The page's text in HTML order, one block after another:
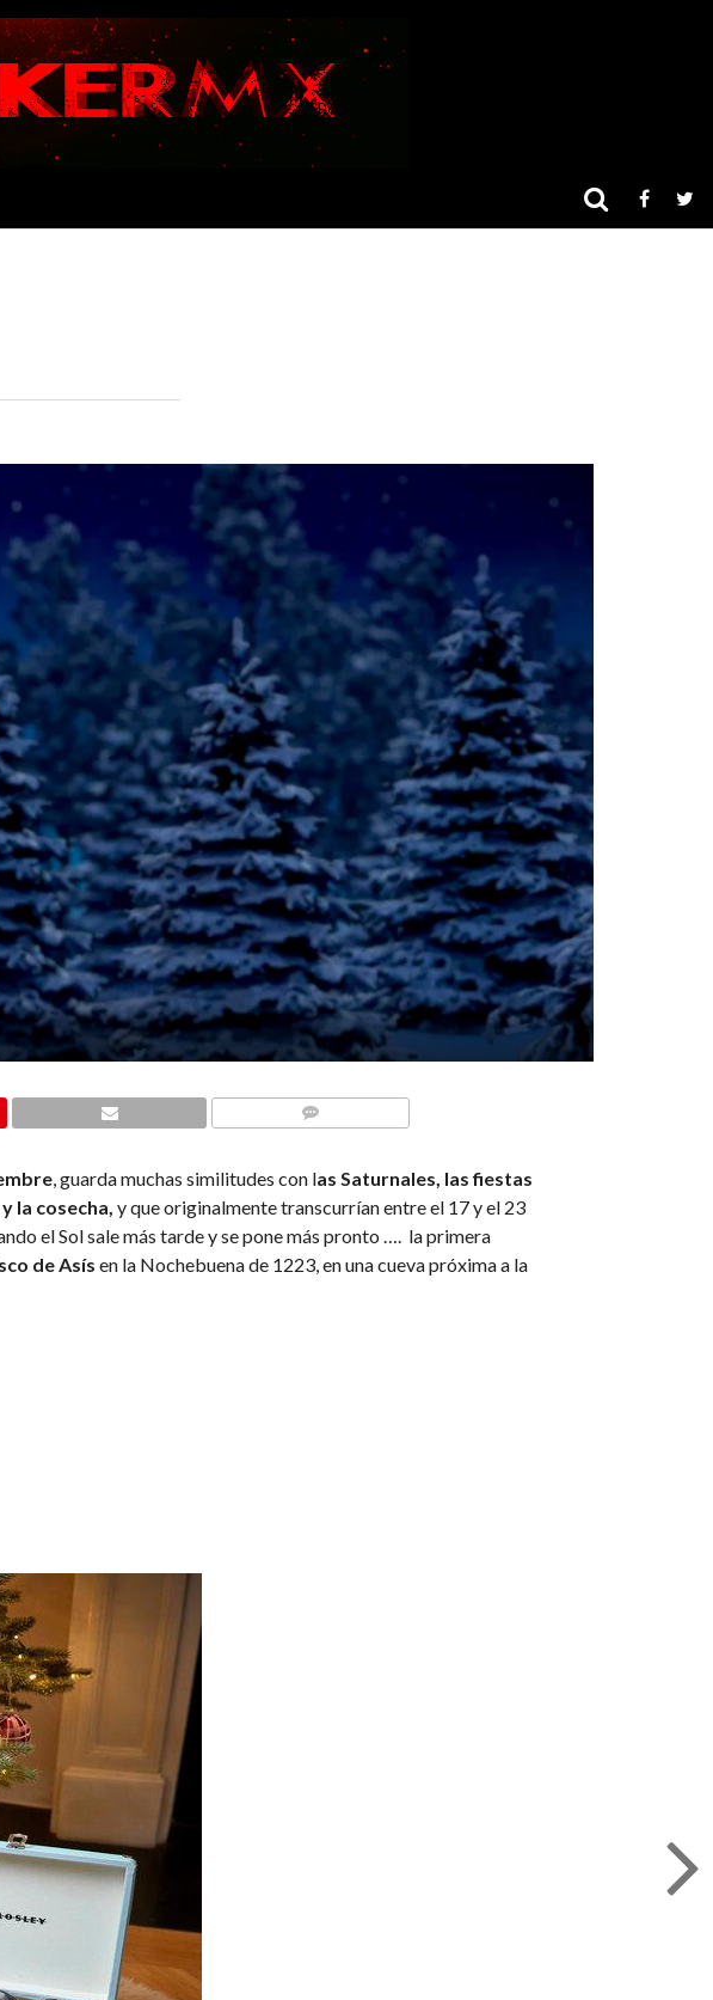
, guarda muchas similitudes con las Saturnales, las fiestas
la cosecha, y que originalmente transcurrían entre el 17 y el 23
el Sol sale más tarde y se pone más pronto …. la primera
de Asís en la Nochebuena de 1223, en una cueva próxima a la